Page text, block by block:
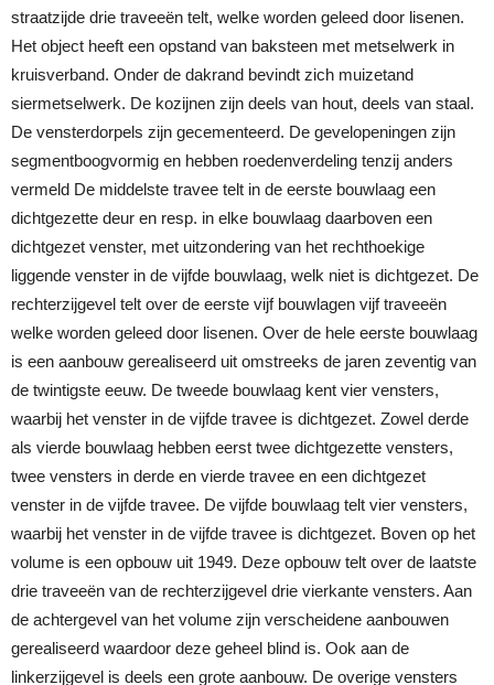
straatzijde drie traveeën telt, welke worden geleed door lisenen.
Het object heeft een opstand van baksteen met metselwerk in
kruisverband. Onder de dakrand bevindt zich muizetand
siermetselwerk. De kozijnen zijn deels van hout, deels van staal.
De vensterdorpels zijn gecementeerd. De gevelopeningen zijn
segmentboogvormig en hebben roedenverdeling tenzij anders
vermeld De middelste travee telt in de eerste bouwlaag een
dichtgezette deur en resp. in elke bouwlaag daarboven een
dichtgezet venster, met uitzondering van het rechthoekige
liggende venster in de vijfde bouwlaag, welk niet is dichtgezet. De
rechterzijgevel telt over de eerste vijf bouwlagen vijf traveeën
welke worden geleed door lisenen. Over de hele eerste bouwlaag
is een aanbouw gerealiseerd uit omstreeks de jaren zeventig van
de twintigste eeuw. De tweede bouwlaag kent vier vensters,
waarbij het venster in de vijfde travee is dichtgezet. Zowel derde
als vierde bouwlaag hebben eerst twee dichtgezette vensters,
twee vensters in derde en vierde travee en een dichtgezet
venster in de vijfde travee. De vijfde bouwlaag telt vier vensters,
waarbij het venster in de vijfde travee is dichtgezet. Boven op het
volume is een opbouw uit 1949. Deze opbouw telt over de laatste
drie traveeën van de rechterzijgevel drie vierkante vensters. Aan
de achtergevel van het volume zijn verscheidene aanbouwen
gerealiseerd waardoor deze geheel blind is. Ook aan de
linkerzijgevel is deels een grote aanbouw. De overige vensters